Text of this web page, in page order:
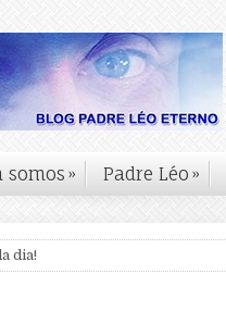
somos» Padre Léo »
dia!